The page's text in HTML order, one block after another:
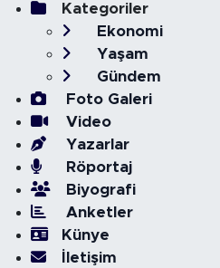
Kategoriler
Ekonomi
Yaşam
Gündem
Foto Galeri
Video
Yazarlar
Röportaj
Biyografi
Anketler
Künye
İletişim